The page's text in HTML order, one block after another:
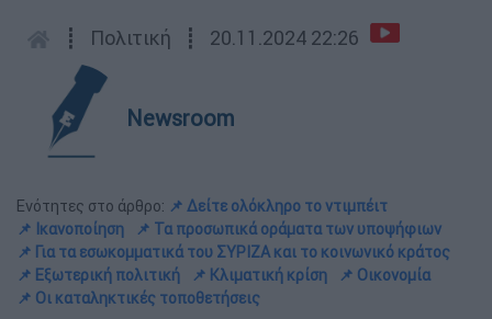
┋ Πολιτική ┋ 20.11.2024 22:26
Newsroom
Ενότητες στο άρθρο: 📌 Δείτε ολόκληρο το ντιμπέιτ
📌 Ικανοποίηση
📌 Τα προσωπικά οράματα των υποψήφιων
📌 Για τα εσωκομματικά του ΣΥΡΙΖΑ και το κοινωνικό κράτος
📌 Εξωτερική πολιτική
📌 Κλιματική κρίση
📌 Οικονομία
📌 Οι καταληκτικές τοποθετήσεις